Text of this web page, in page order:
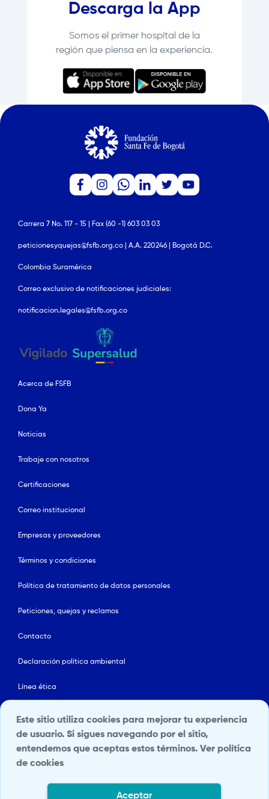
Descarga la App
Somos el primer hospital de la
región que piensa en la experiencia.
Carrera 7 No. 117 - 15 | Fax (60 -1) 603 03 03
peticionesyquejas@fsfb.org.co | A.A. 220246 | Bogotá D.C.
Colombia Suramérica
Correo exclusivo de notificaciones judiciales:
notificacion.legales@fsfb.org.co
Acerca de FSFB
Dona Ya
Noticias
Trabaje con nosotros
Certificaciones
Correo institucional
Empresas y proveedores
Términos y condiciones
Política de tratamiento de datos personales
Peticiones, quejas y reclamos
Contacto
Declaración política ambiental
Línea ética
Política de Seguridad y Salud en el Trabajo
Portal Terceros
Transparencia y acceso a la información pública
Este sitio utiliza cookies para mejorar tu experiencia
de usuario. Si sigues navegando por el sitio,
entendemos que aceptas estos términos.Ver política
de cookies
Aceptar